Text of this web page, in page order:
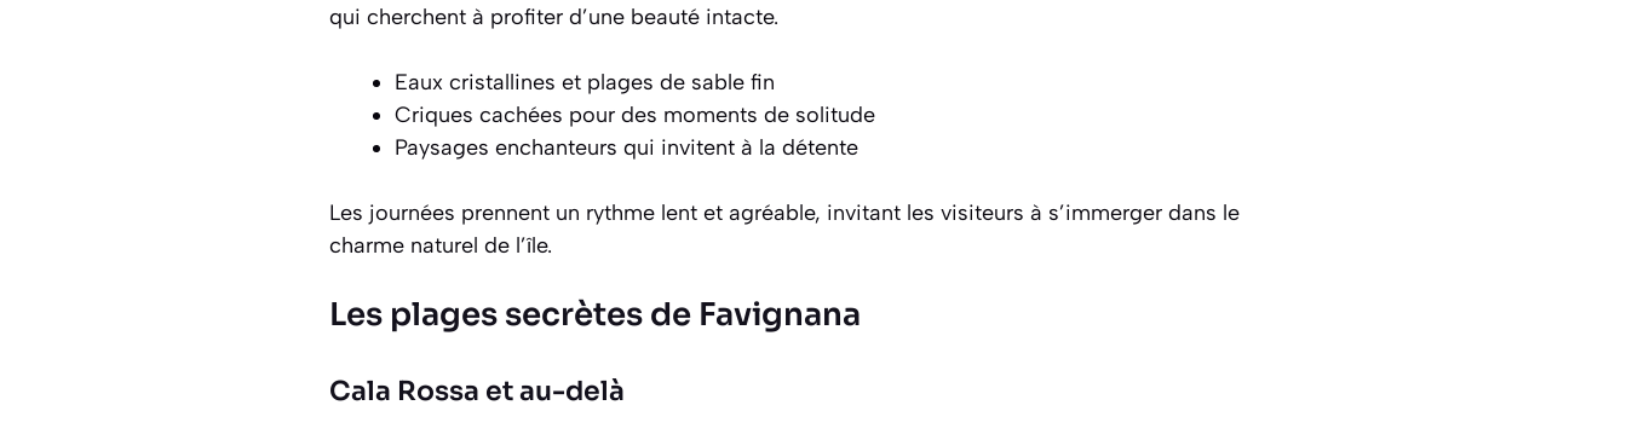
qui cherchent à profiter d’une beauté intacte.
Eaux cristallines et plages de sable fin
Criques cachées pour des moments de solitude
Paysages enchanteurs qui invitent à la détente
Les journées prennent un rythme lent et agréable, invitant les visiteurs à s’immerger dans le
charme naturel de l’île.
Les plages secrètes de Favignana
Cala Rossa et au-delà